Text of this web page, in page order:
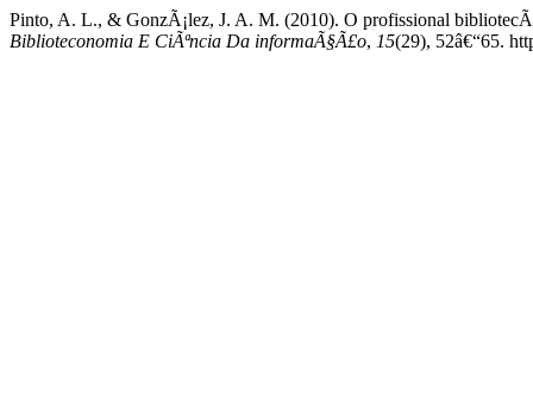
Pinto, A. L., & GonzÃ¡lez, J. A. M. (2010). O profissional
Biblioteconomia E CiÃªncia Da informaÃ§Ã£o, 15(29), 52â€“65.